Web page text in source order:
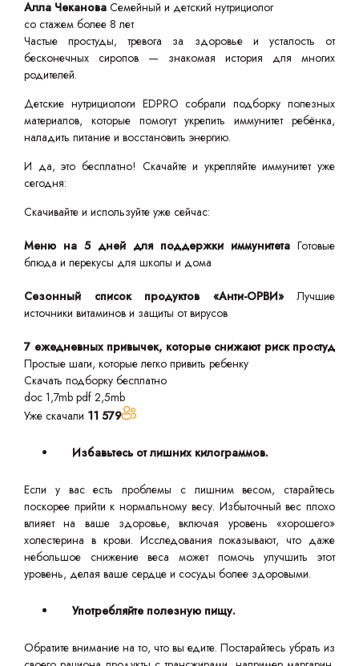
Алла Чеканова Семейный и детский нутрициолог
со стажем более 8 лет
Частые простуды, тревога за здоровье и усталость от
бесконечных сиропов — знакомая история для многих
родителей.
Детские нутрициологи EDPRO собрали подборку полезных
материалов, которые помогут укрепить иммунитет ребёнка,
наладить питание и восстановить энергию.
И да, это бесплатно! Скачайте и укрепляйте иммунитет уже
сегодня:
Скачивайте и используйте уже сейчас:
Меню на 5 дней для поддержки иммунитета Готовые
блюда и перекусы для школы и дома
Сезонный список продуктов «Анти-ОРВИ»
Лучшие
источники витаминов и защиты от вирусов
7 ежедневных привычек, которые снижают риск простуд
Простые шаги, которые легко привить ребенку
Скачать подборку бесплатно
doc 1,7mb pdf 2,5mb
Уже скачали 11 579
Избавьтесь от лишних килограммов.
Если у вас есть проблемы с лишним весом, старайтесь
поскорее прийти к нормальному весу. Избыточный вес плохо
влияет на ваше здоровье, включая уровень «хорошего»
холестерина в крови. Исследования показывают, что даже
небольшое снижение веса может помочь улучшить этот
уровень, делая ваше сердце и сосуды более здоровыми.
Употребляйте полезную пищу.
Обратите внимание на то, что вы едите. Постарайтесь убрать из